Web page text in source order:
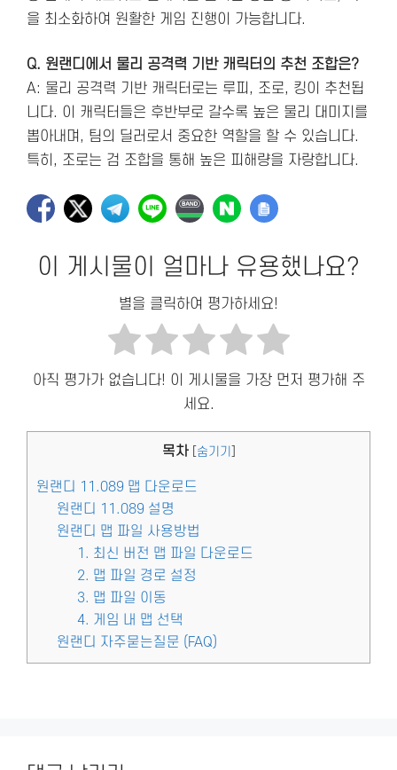
을 최소화하여 원활한 게임 진행이 가능합니다.
Q. 원랜디에서 물리 공격력 기반 캐릭터의 추천 조합은?
A: 물리 공격력 기반 캐릭터로는 루피, 조로, 킹이 추천됩
니다. 이 캐릭터들은 후반부로 갈수록 높은 물리 대미지를
뽑아내며, 팀의 딜러로서 중요한 역할을 할 수 있습니다.
특히, 조로는 검 조합을 통해 높은 피해량을 자랑합니다.
이 게시물이 얼마나 유용했나요?
별을 클릭하여 평가하세요!
아직 평가가 없습니다! 이 게시물을 가장 먼저 평가해 주
세요.
목차 숨기기
원랜디 11.089 맵 다운로드
원랜디 11.089 설명
원랜디 맵 파일 사용방법
1. 최신 버전 맵 파일 다운로드
2. 맵 파일 경로 설정
3. 맵 파일 이동
4. 게임 내 맵 선택
원랜디 자주묻는질문 (FAQ)